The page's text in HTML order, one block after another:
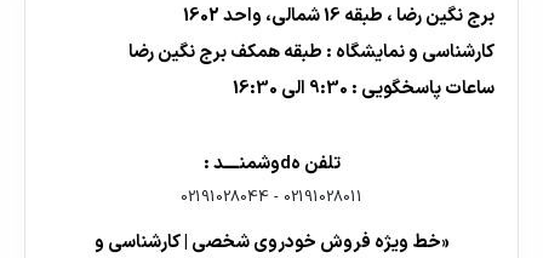
برج نگین رضا ، طبقه 16 شمالی، واحد 1602
کارشناسی و نمایشگاه : طبقه همکف برج نگین رضا
ساعات پاسخگویی : 9:30 الی 16:30
تلفن هdوشمنــــد :
02191028011
-
02191028044
«خط ویژه فروش خودروی شخصی | کارشناسی و